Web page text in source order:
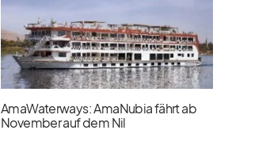
AmaWaterways: AmaNubia fährt ab
November auf dem Nil